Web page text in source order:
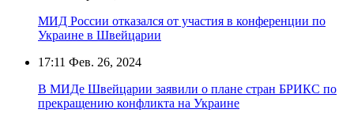
МИД России отказался от участия в конференции по
Украине в Швейцарии
17:11 Фев. 26, 2024
В МИДе Швейцарии заявили о плане стран БРИКС по
прекращению конфликта на Украине